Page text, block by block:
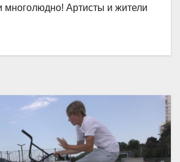
многолюдно! Артисты и жители